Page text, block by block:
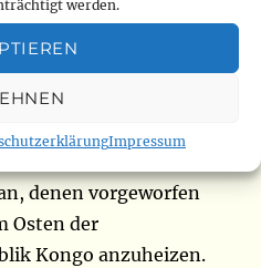
werden.
Impressum
Demokratischen
belegt hatten.
das US-
gegen
denen vorgeworfen
Osten der
Kongo anzuheizen.